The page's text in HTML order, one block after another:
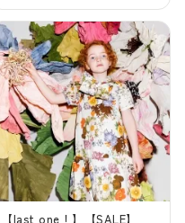
【last one！】【SALE】